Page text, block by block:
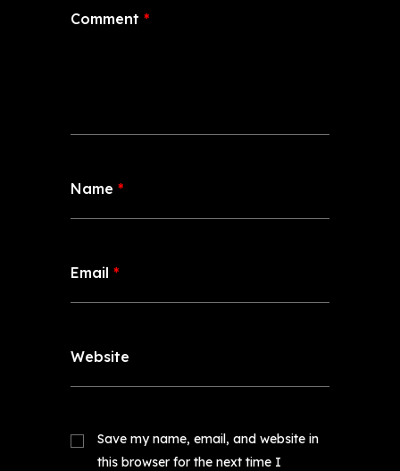
Comment *
Name *
Email *
Website
Save my name, email, and website in
this browser for the next time I